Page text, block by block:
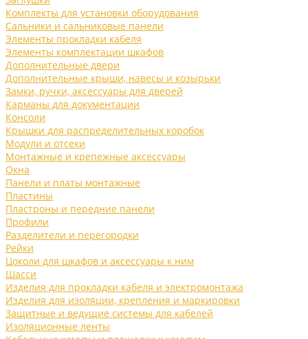
Комплекты для установки оборудования
Сальники и сальниковые панели
Элементы прокладки кабеля
Элементы комплектации шкафов
Дополнительные двери
Дополнительные крыши, навесы и козырьки
Замки, ручки, аксессуары для дверей
Карманы для документации
Консоли
Крышки для распределительных коробок
Модули и отсеки
Монтажные и крепежные аксессуары
Окна
Панели и платы монтажные
Пластины
Пластроны и передние панели
Профили
Разделители и перегородки
Рейки
Цоколи для шкафов и аксессуары к ним
Шасси
Изделия для прокладки кабеля и электромонтажа
Изделия для изоляции, крепления и маркировки
Защитные и ведущие системы для кабелей
Изоляционные ленты